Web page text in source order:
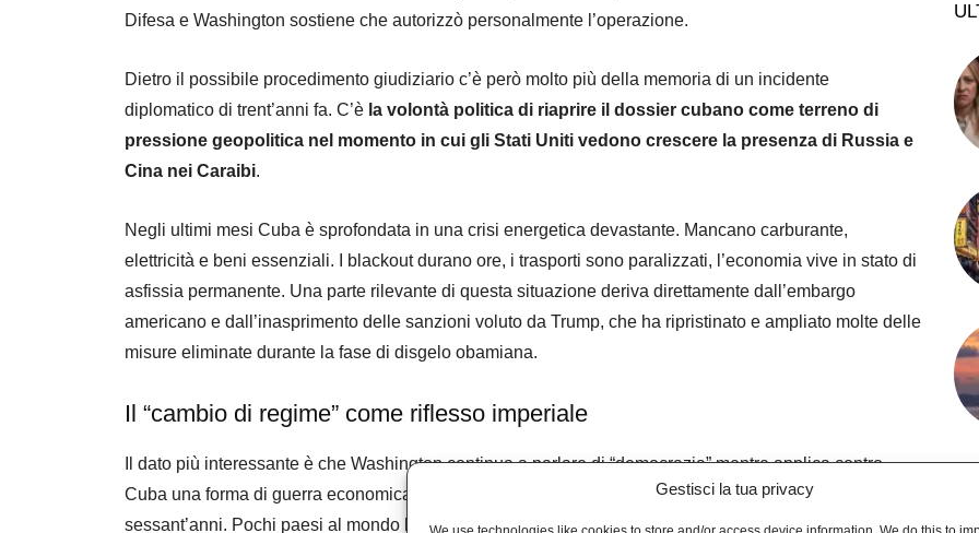
Gestisci la tua privacy
Difesa e Washington sostiene che autorizzò personalmente l’operazione.
Dietro il possibile procedimento giudiziario c’è però molto più della memoria di un incidente
diplomatico di trent’anni fa. C’è la volontà politica di riaprire il dossier cubano come terreno di
pressione geopolitica nel momento in cui gli Stati Uniti vedono crescere la presenza di Russia e
Cina nei Caraibi.
Negli ultimi mesi Cuba è sprofondata in una crisi energetica devastante. Mancano carburante,
elettricità e beni essenziali. I blackout durano ore, i trasporti sono paralizzati, l’economia vive in stato di
asfissia permanente. Una parte rilevante di questa situazione deriva direttamente dall’embargo
americano e dall’inasprimento delle sanzioni voluto da Trump, che ha ripristinato e ampliato molte delle
misure eliminate durante la fase di disgelo obamiana.
Il “cambio di regime” come riflesso imperiale
Il dato più interessante è che Washington continua a parlare di “democrazia” mentre applica contro
Cuba una forma di guerra economica permanente che dura, con intensità variabile, da oltre
sessant’anni. Pochi paesi al mondo hanno subito una pressione così lunga e sistematica senza essere